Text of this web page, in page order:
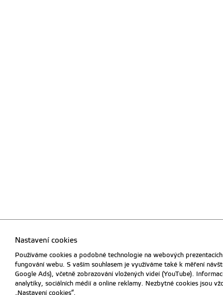
Nastavení cookies
Používáme cookies a podobné technologie na webových
fungování webu. S vaším souhlasem je využíváme také k měření
Google Ads), včetně zobrazování vložených videí (YouTube).
analytiky, sociálních médií a online reklamy. Nezbytné cookies jsou
„Nastavení cookies“.